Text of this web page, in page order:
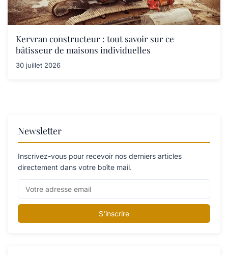
Kervran constructeur : tout savoir sur ce
bâtisseur de maisons individuelles
30 juillet 2026
Newsletter
Inscrivez-vous pour recevoir nos derniers articles
directement dans votre boîte mail.
S'inscrire